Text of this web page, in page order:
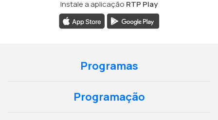
Instale a aplicação RTP Play
Programas
Programação